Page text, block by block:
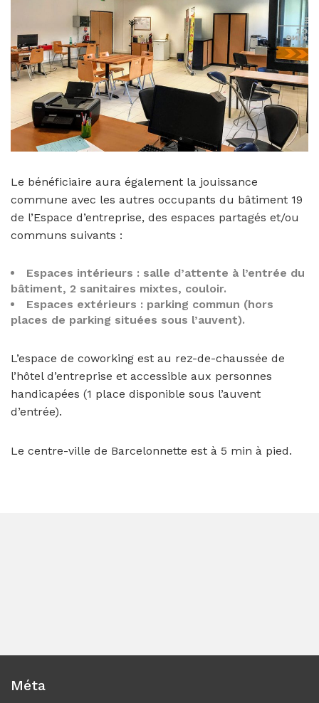
Le bénéficiaire aura également la jouissance
commune avec les autres occupants du bâtiment 19
de l’Espace d’entreprise, des espaces partagés et/ou
communs suivants :
Espaces intérieurs : salle d’attente à l’entrée du
bâtiment, 2 sanitaires mixtes, couloir.
Espaces extérieurs : parking commun (hors
places de parking situées sous l’auvent).
L’espace de coworking est au rez-de-chaussée de
l’hôtel d’entreprise et accessible aux personnes
handicapées (1 place disponible sous l’auvent
d’entrée).
Le centre-ville de Barcelonnette est à 5 min à pied.
Méta